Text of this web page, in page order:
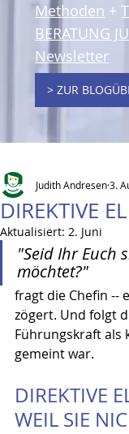
Methoden +
BERATUNG
Newsletter
> ZUR
DIREKTIVE
Judith Andresen3.
Aktualisiert: 2. Juni
"Seid Ihr Euch
möchtet?"
fragt die Chefin --
zögert. Und folgt
Führungskraft als
gemeint war.
DIREKTIVE
WEIL SIE